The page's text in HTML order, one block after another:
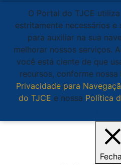
O Portal do TJCE
estritamente necessários e
para auxiliar na sua
melhorar nossos serviços.
você está ciente de que
recursos, conforme nossa
Privacidade para
do TJCE e nossa Política